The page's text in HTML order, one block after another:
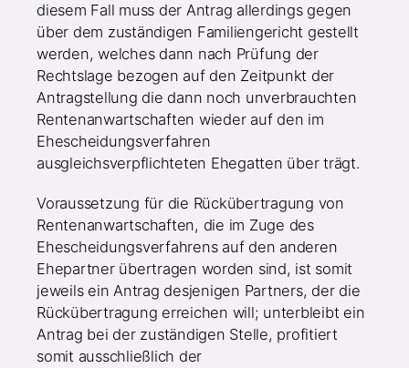
diesem Fall muss der Antrag allerdings gegen
über dem zuständigen Familiengericht gestellt
werden, welches dann nach Prüfung der
Rechtslage bezogen auf den Zeitpunkt der
Antragstellung die dann noch unverbrauchten
Rentenanwartschaften wieder auf den im
Ehescheidungsverfahren
ausgleichsverpflichteten Ehegatten über trägt.
Voraussetzung für die Rückübertragung von
Rentenanwartschaften, die im Zuge des
Ehescheidungsverfahrens auf den anderen
Ehepartner übertragen worden sind, ist somit
jeweils ein Antrag desjenigen Partners, der die
Rückübertragung erreichen will; unterbleibt ein
Antrag bei der zuständigen Stelle, profitiert
somit ausschließlich der